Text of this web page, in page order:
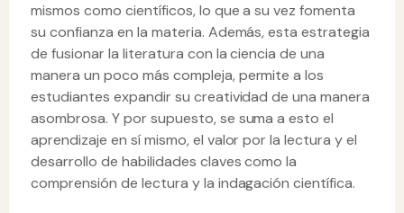
mismos como científicos, lo que a su vez fomenta
su confianza en la materia. Además, esta estrategia
de fusionar la literatura con la ciencia de una
manera un poco más compleja, permite a los
estudiantes expandir su creatividad de una manera
asombrosa. Y por supuesto, se suma a esto el
aprendizaje en sí mismo, el valor por la lectura y el
desarrollo de habilidades claves como la
comprensión de lectura y la indagación científica.